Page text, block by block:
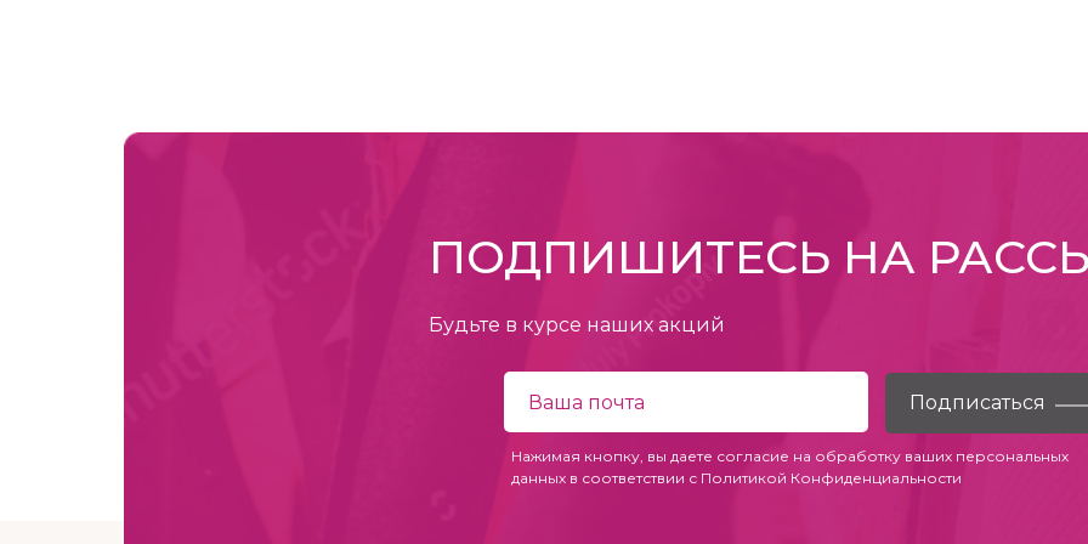
ПОДПИШИТЕСЬ НА
Будьте в курсе наших акций
Нажимая кнопку, вы даете согласие на обработку ваших персональных
данных в соответствии с Политикой Конфиденциальности